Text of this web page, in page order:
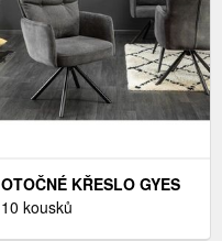
OTOČNÉ KŘESLO GYES
DEKORHOME
10 kousků